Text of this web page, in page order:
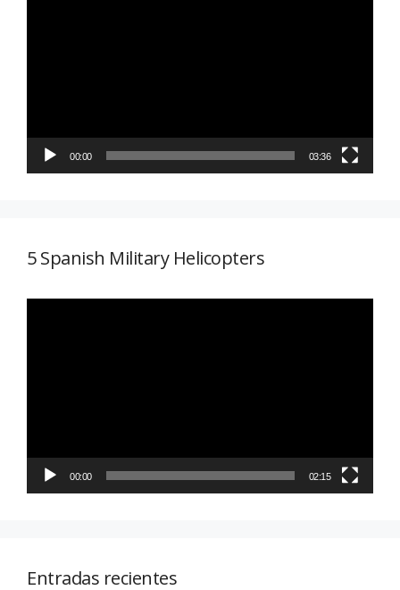
00:00 03:36
5 Spanish Military Helicopters
00:00 02:15
Entradas recientes